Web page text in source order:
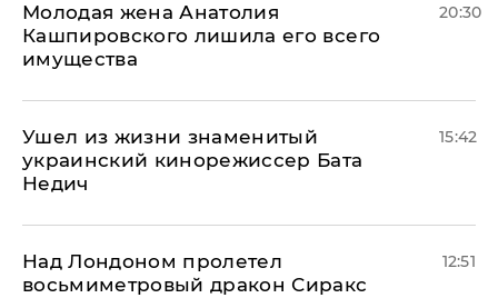
Молодая жена Анатолия
Кашпировского лишила его всего
имущества
20:30
Ушел из жизни знаменитый
украинский кинорежиссер Бата
Недич
15:42
Над Лондоном пролетел
восьмиметровый дракон Сиракс
12:51